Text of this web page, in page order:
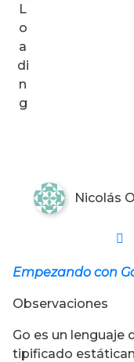
Nicolás
Empezando con
Observaciones
Go es un lenguaje
tipificado